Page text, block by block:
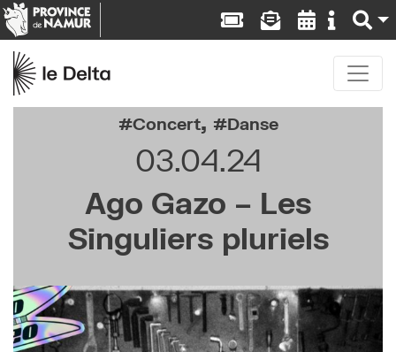
Concert, Danse
03.04.24
Ago Gazo – Les
Singuliers pluriels